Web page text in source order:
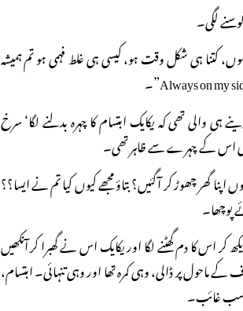
لگی۔
کتنا ہی شکل وقت ہو، کیسی ہی غلط فہمی ہو تم ہمیشہ
ہی والی تھی کہ یکایک ابتسام کا چہرہ بدلنے لگا‘ سرخ
اس کے چہرے سے ظاہر تھی۔
گھر چھوڑ کر آگئیں؟ بتاؤ مجھے کیوں کیا تم نے ایسا؟؟
پوچھا۔
کر اس کا دم گھٹنے لگا اور یکایک اس نے گھبرا کر آنکھیں
پر ڈالی، وہی کمرہ تھا اور وہی تنہائی۔ ابتسام،
سب غائب۔